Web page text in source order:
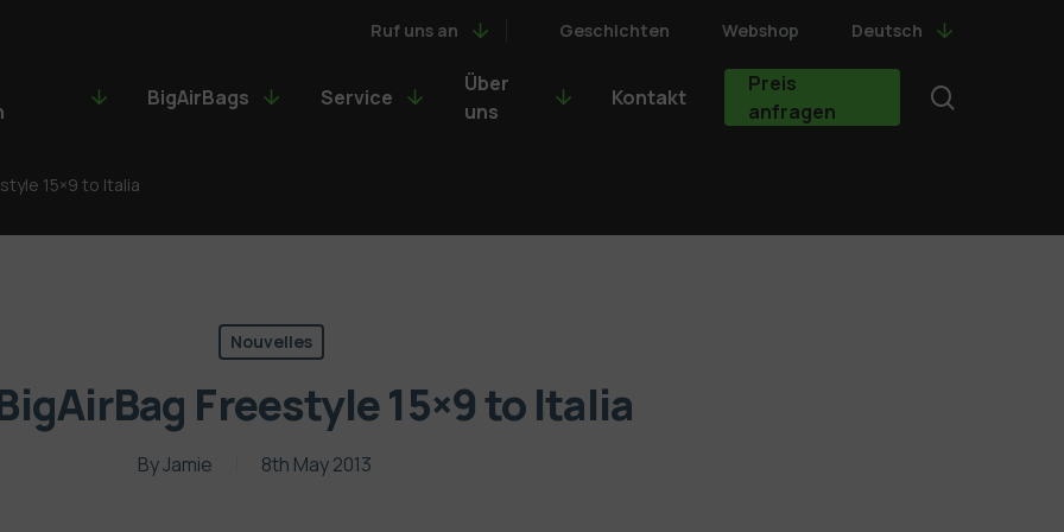
Ruf uns an Geschichten Webshop Deutsch
BigAirBags Service
Über
uns
Kontakt
Preis
anfragen
15×9 to Italia
Nouvelles
Freestyle 15×9 to Italia
ByJamie 8th May 2013